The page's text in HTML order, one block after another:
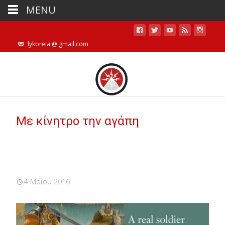
lykoreia @ gmail.com
Με κίνητρο την αγάπη
4 Μαΐου 2016
MENU